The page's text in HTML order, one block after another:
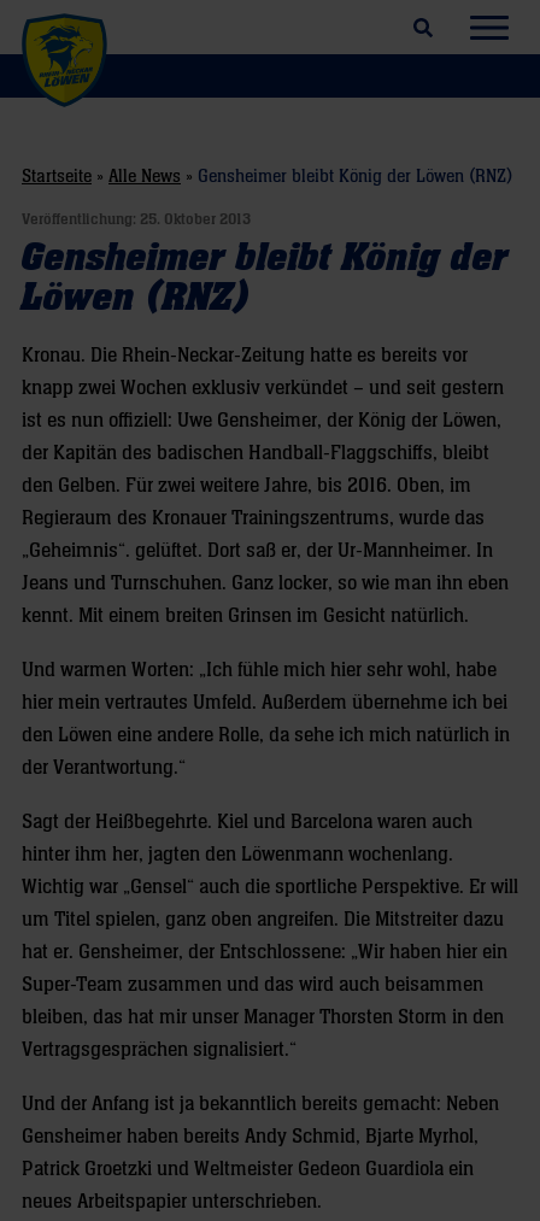
Suchfeld öffnen
Startseite » Alle News » Gensheimer bleibt König der Löwen (RNZ)
Veröffentlichung: 25. Oktober 2013
Gensheimer bleibt König der
Löwen (RNZ)
Kronau. Die Rhein-Neckar-Zeitung hatte es bereits vor
knapp zwei Wochen exklusiv verkündet – und seit gestern
ist es nun offiziell: Uwe Gensheimer, der König der Löwen,
der Kapitän des badischen Handball-Flaggschiffs, bleibt
den Gelben. Für zwei weitere Jahre, bis 2016. Oben, im
Regieraum des Kronauer Trainingszentrums, wurde das
„Geheimnis“. gelüftet. Dort saß er, der Ur-Mannheimer. In
Jeans und Turnschuhen. Ganz locker, so wie man ihn eben
kennt. Mit einem breiten Grinsen im Gesicht natürlich.
Und warmen Worten: „Ich fühle mich hier sehr wohl, habe
hier mein vertrautes Umfeld. Außerdem übernehme ich bei
den Löwen eine andere Rolle, da sehe ich mich natürlich in
der Verantwortung.“
Sagt der Heißbegehrte. Kiel und Barcelona waren auch
hinter ihm her, jagten den Löwenmann wochenlang.
Wichtig war „Gensel“ auch die sportliche Perspektive. Er will
um Titel spielen, ganz oben angreifen. Die Mitstreiter dazu
hat er. Gensheimer, der Entschlossene: „Wir haben hier ein
Super-Team zusammen und das wird auch beisammen
bleiben, das hat mir unser Manager Thorsten Storm in den
Vertragsgesprächen signalisiert.“
Und der Anfang ist ja bekanntlich bereits gemacht: Neben
Gensheimer haben bereits Andy Schmid, Bjarte Myrhol,
Patrick Groetzki und Weltmeister Gedeon Guardiola ein
neues Arbeitspapier unterschrieben.